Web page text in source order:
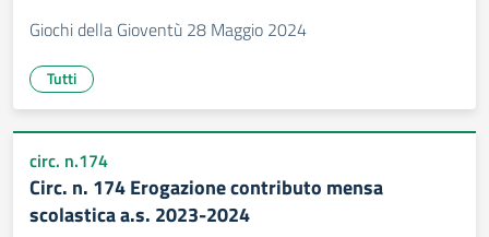
Giochi della Gioventù 28 Maggio 2024
Tutti
circ. n.174
Circ. n. 174 Erogazione contributo mensa
scolastica a.s. 2023-2024